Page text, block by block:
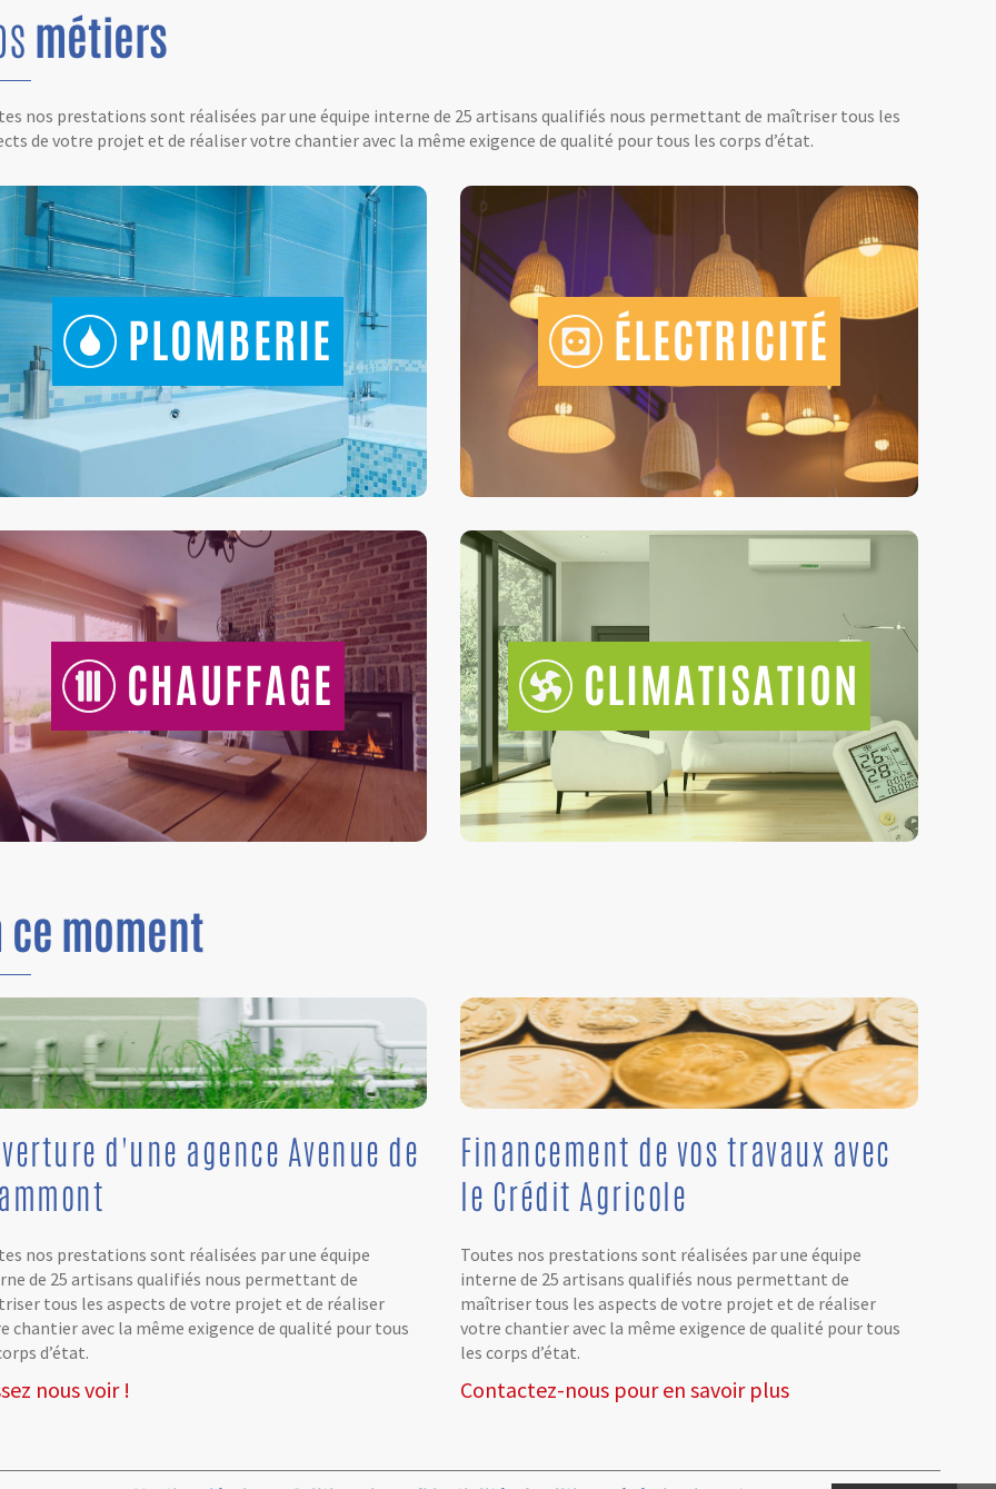
métiers
nos prestations sont réalisées par une équipe interne de 25 artisans qualifiés nous permettant de maîtriser tous les
de votre projet et de réaliser votre chantier avec la même exigence de qualité pour tous les corps d’état.
PLOMBERIE ÉLECTRICITÉ
CHAUFFAGE CLIMATISATION
ce moment
d'une agence Avenue de
nos prestations sont réalisées par une équipe
de 25 artisans qualifiés nous permettant de
tous les aspects de votre projet et de réaliser
chantier avec la même exigence de qualité pour tous
d’état.
nous voir !
Financement de vos travaux avec
le Crédit Agricole
Toutes nos prestations sont réalisées par une équipe
interne de 25 artisans qualifiés nous permettant de
maîtriser tous les aspects de votre projet et de réaliser
votre chantier avec la même exigence de qualité pour tous
les corps d’état.
Contactez-nous pour en savoir plus